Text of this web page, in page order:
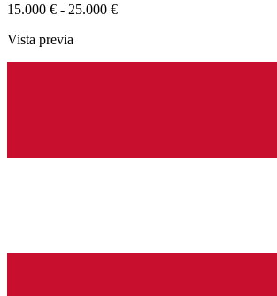
15.000 € - 25.000 €
Vista previa